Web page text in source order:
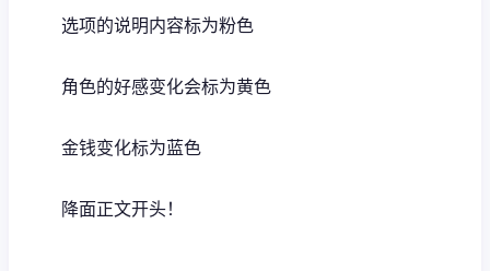
选项的说明内容标为粉色
角色的好感变化会标为黄色
金钱变化标为蓝色
降面正文开头！